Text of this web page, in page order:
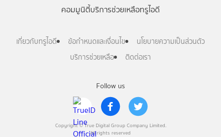
Follow us
Copyright © True Digital Group Company Limited.
All rights reserved
คอมมูนิตี้บริการช่วยเหลือทรูไอดี
เกี่ยวกับทรูไอดี ข้อกำหนดและเงื่อนไข
นโยบายความเป็นส่วนตัว
บริการช่วยเหลือ
ติดต่อเรา